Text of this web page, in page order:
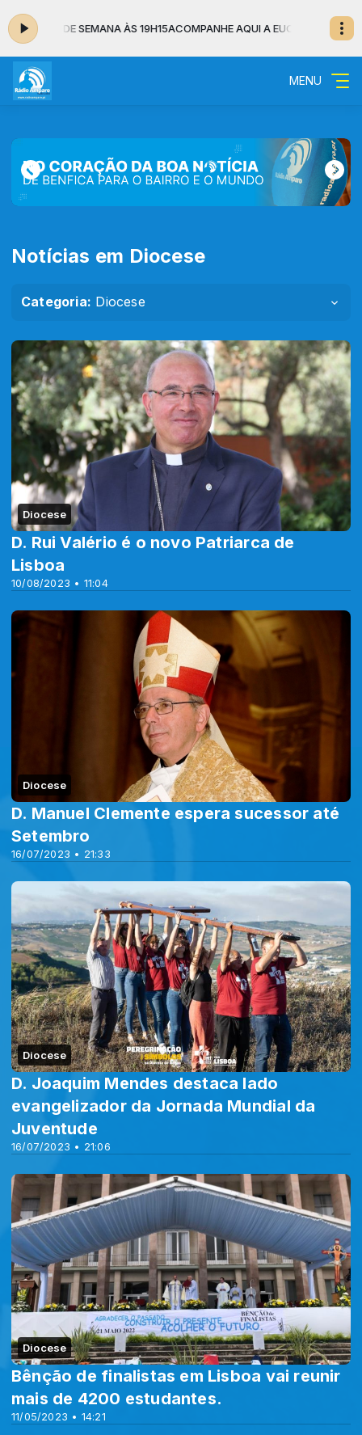
DE SEMANA ÀS 19H15ACOMPANHE AQUI A EUCARISTIA DE
MENU
Notícias em Diocese
Categoria: Diocese
Diocese
10/08/2023 • 11:04
D. Rui Valério é o novo Patriarca de
Lisboa
Diocese
16/07/2023 • 21:33
D. Manuel Clemente espera sucessor até
Setembro
Diocese
16/07/2023 • 21:06
D. Joaquim Mendes destaca lado
evangelizador da Jornada Mundial da
Juventude
Diocese
11/05/2023 • 14:21
Bênção de finalistas em Lisboa vai reunir
mais de 4200 estudantes.